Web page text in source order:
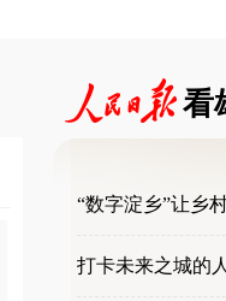
看
“数字淀乡”让乡
打卡未来之城的